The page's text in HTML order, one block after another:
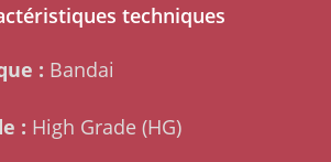
techniques
: Bandai
: High Grade (HG)